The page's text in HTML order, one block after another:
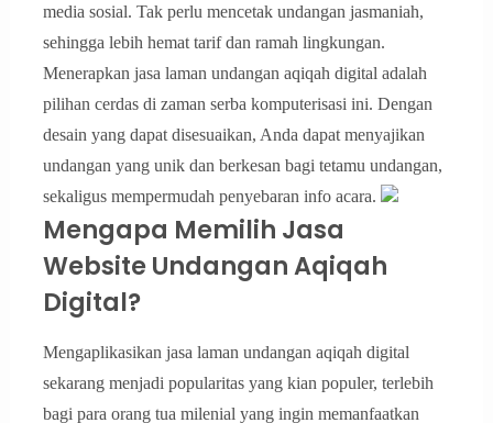
media sosial. Tak perlu mencetak undangan jasmaniah,
sehingga lebih hemat tarif dan ramah lingkungan.
Menerapkan jasa laman undangan aqiqah digital adalah
pilihan cerdas di zaman serba komputerisasi ini. Dengan
desain yang dapat disesuaikan, Anda dapat menyajikan
undangan yang unik dan berkesan bagi tetamu undangan,
sekaligus mempermudah penyebaran info acara.
Mengapa Memilih Jasa
Website Undangan Aqiqah
Digital?
Mengaplikasikan jasa laman undangan aqiqah digital
sekarang menjadi popularitas yang kian populer, terlebih
bagi para orang tua milenial yang ingin memanfaatkan